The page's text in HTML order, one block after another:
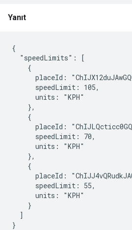
Yanıt
{
  "speedLimits": [
    {
placeId:
      speedLimit: 105,
      units: "KPH"
    },
    {
placeId:
      speedLimit: 70,
      units: "KPH"
    },
    {
placeId:
      speedLimit: 55,
      units: "KPH"
    }
  ]
}